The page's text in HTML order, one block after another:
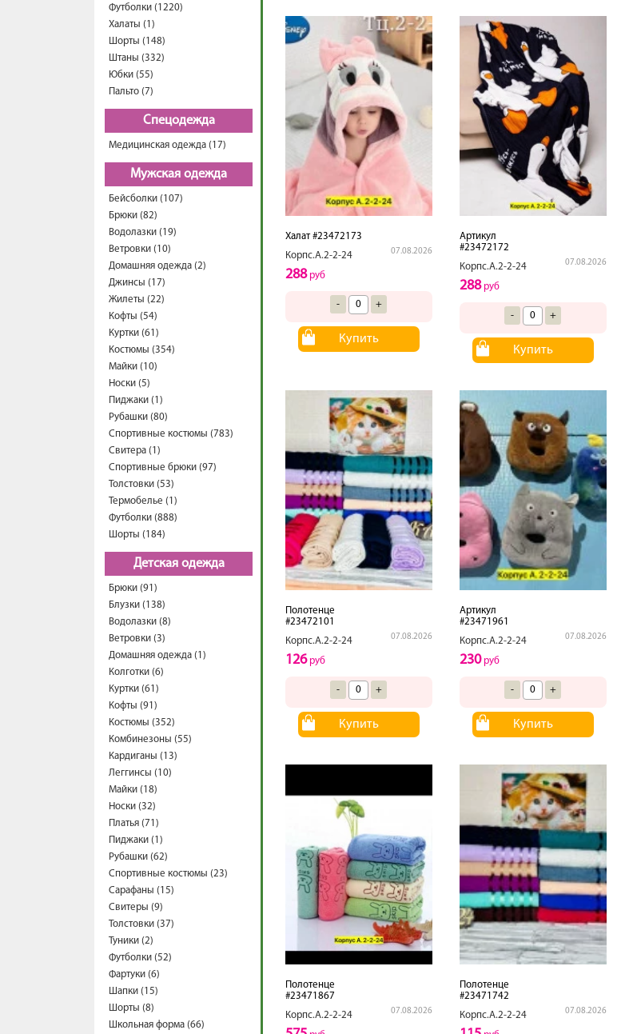
Футболки (1220)
Халаты (1)
Шорты (148)
Штаны (332)
Юбки (55)
Пальто (7)
Спецодежда
Медицинская одежда (17)
Мужская одежда
Бейсболки (107)
Брюки (82)
Водолазки (19)
Ветровки (10)
Домашняя одежда (2)
Джинсы (17)
Жилеты (22)
Кофты (54)
Куртки (61)
Костюмы (354)
Майки (10)
Носки (5)
Пиджаки (1)
Рубашки (80)
Спортивные костюмы (783)
Свитера (1)
Спортивные брюки (97)
Толстовки (53)
Термобелье (1)
Футболки (888)
Шорты (184)
Детская одежда
Брюки (91)
Блузки (138)
Водолазки (8)
Ветровки (3)
Домашняя одежда (1)
Колготки (6)
Куртки (61)
Кофты (91)
Костюмы (352)
Комбинезоны (55)
Кардиганы (13)
Леггинсы (10)
Майки (18)
Носки (32)
Платья (71)
Пиджаки (1)
Рубашки (62)
Спортивные костюмы (23)
Сарафаны (15)
Свитеры (9)
Толстовки (37)
Туники (2)
Футболки (52)
Фартуки (6)
Шапки (15)
Шорты (8)
Школьная форма (66)
Халат #23472173
Корпс.А.2-2-24
07.08.2026
288руб
- +
Купить
Артикул
#23472172
Корпс.А.2-2-24
07.08.2026
288руб
- +
Купить
Полотенце
#23472101
Корпс.А.2-2-24
07.08.2026
126руб
- +
Купить
Артикул
#23471961
Корпс.А.2-2-24
07.08.2026
230руб
- +
Купить
Полотенце
#23471867
Корпс.А.2-2-24
07.08.2026
Полотенце
#23471742
Корпс.А.2-2-24
07.08.2026